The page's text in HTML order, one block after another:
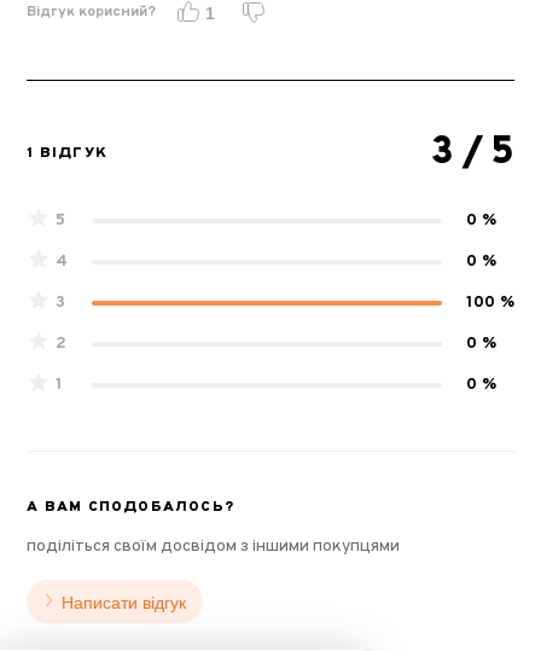
Відгук корисний? 1
1 ВІДГУК 3 / 5
5
0 %
4
0 %
3
100 %
2
0 %
1
0 %
А ВАМ СПОДОБАЛОСЬ?
поділіться своїм досвідом з іншими покупцями
Написати відгук